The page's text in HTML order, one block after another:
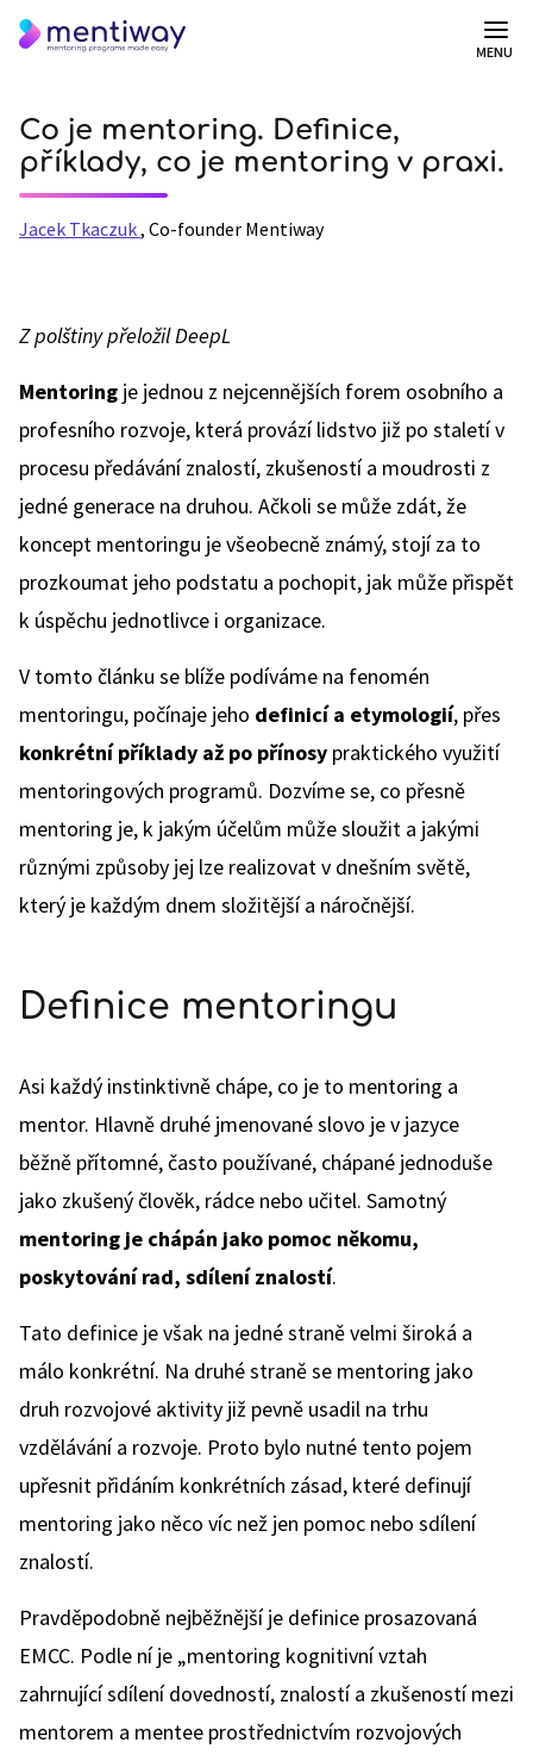
MENU
Co je mentoring. Definice,
příklady, co je mentoring v praxi.
Jacek Tkaczuk, Co-founder Mentiway
Z polštiny přeložil DeepL
Mentoring je jednou z nejcennějších forem osobního a
profesního rozvoje, která provází lidstvo již po staletí v
procesu předávání znalostí, zkušeností a moudrosti z
jedné generace na druhou. Ačkoli se může zdát, že
koncept mentoringu je všeobecně známý, stojí za to
prozkoumat jeho podstatu a pochopit, jak může přispět
k úspěchu jednotlivce i organizace.
V tomto článku se blíže podíváme na fenomén
mentoringu, počínaje jeho definicí a etymologií, přes
konkrétní příklady až po přínosy praktického využití
mentoringových programů. Dozvíme se, co přesně
mentoring je, k jakým účelům může sloužit a jakými
různými způsoby jej lze realizovat v dnešním světě,
který je každým dnem složitější a náročnější.
Definice mentoringu
Asi každý instinktivně chápe, co je to mentoring a
mentor. Hlavně druhé jmenované slovo je v jazyce
běžně přítomné, často používané, chápané jednoduše
jako zkušený člověk, rádce nebo učitel. Samotný
mentoring je chápán jako pomoc někomu,
poskytování rad, sdílení znalostí.
Tato definice je však na jedné straně velmi široká a
málo konkrétní. Na druhé straně se mentoring jako
druh rozvojové aktivity již pevně usadil na trhu
vzdělávání a rozvoje. Proto bylo nutné tento pojem
upřesnit přidáním konkrétních zásad, které definují
mentoring jako něco víc než jen pomoc nebo sdílení
znalostí.
Pravděpodobně nejběžnější je definice prosazovaná
EMCC. Podle ní je „mentoring kognitivní vztah
zahrnující sdílení dovedností, znalostí a zkušeností mezi
mentorem a mentee prostřednictvím rozvojových